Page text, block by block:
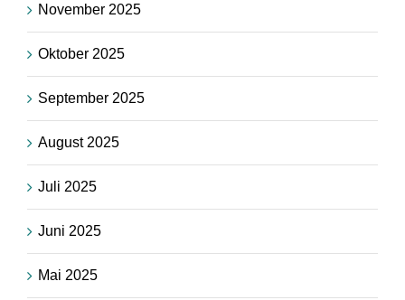
November 2025
Oktober 2025
September 2025
August 2025
Juli 2025
Juni 2025
Mai 2025